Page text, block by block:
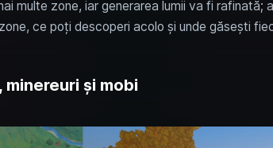
multe zone, iar generarea lumii va fi rafinată;
ce poți descoperi acolo și unde găsești
minereuri și mobi